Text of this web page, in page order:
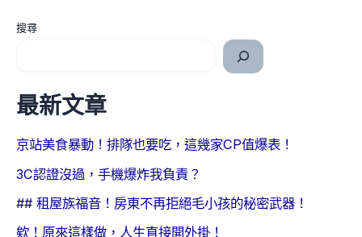
搜尋
最新文章
京站美食暴動！排隊也要吃，這幾家CP值爆表！
3C認證沒過，手機爆炸我負責？
## 租屋族福音！房東不再拒絕毛小孩的秘密武器！
欸！原來這樣做，人生直接開外掛！